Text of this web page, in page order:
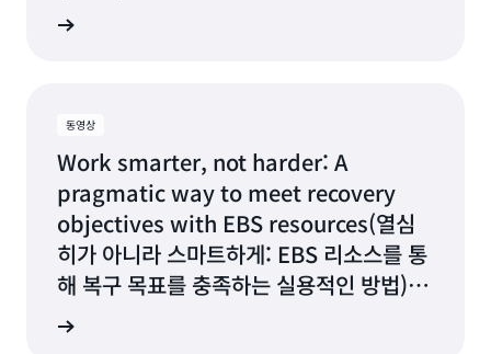
및 EBS 지원 AMI의 수를 정확히 확인할 수 있습니다. 또
동영상
Work smarter, not harder: A
pragmatic way to meet recovery
objectives with EBS resources(열심
히가 아니라 스마트하게: EBS 리소스를 통
해 복구 목표를 충족하는 실용적인 방법)
(32:36)